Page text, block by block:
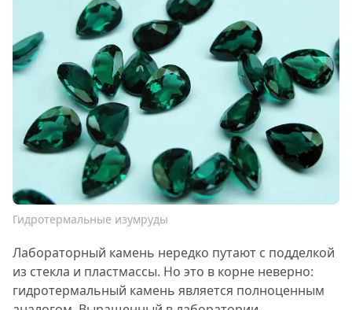
Гидротермальные изумруды
Лабораторный камень нередко путают с подделкой
из стекла и пластмассы. Но это в корне неверно:
гидротермальный камень является полноценным